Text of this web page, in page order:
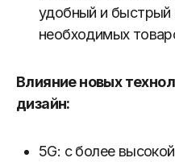
удобный и быстрый
необходимых
Влияние новых
дизайн:
5G: с более